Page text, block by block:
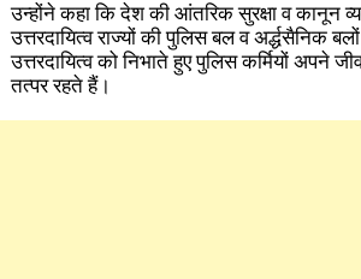
उन्होंने कहा कि देश की आंतरिक सुरक्षा व कानून
उत्तरदायित्व राज्यों की पुलिस बल व अर्द्धसैनिक
उत्तरदायित्व को निभाते हुए पुलिस कर्मियों अपने
तत्पर रहते हैं।